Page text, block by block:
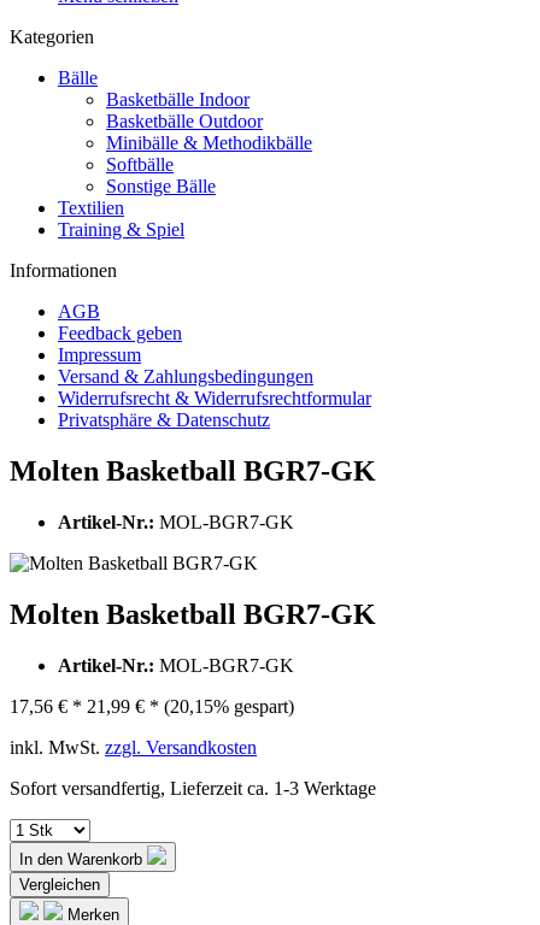
Kategorien
Bälle
Basketbälle Indoor
Basketbälle Outdoor
Minibälle & Methodikbälle
Softbälle
Sonstige Bälle
Textilien
Training & Spiel
Informationen
AGB
Feedback geben
Impressum
Versand & Zahlungsbedingungen
Widerrufsrecht & Widerrufsrechtformular
Privatsphäre & Datenschutz
Molten Basketball BGR7-GK
Artikel-Nr.: MOL-BGR7-GK
Molten Basketball BGR7-GK
Artikel-Nr.: MOL-BGR7-GK
17,56 € * 21,99 € * (20,15% gespart)
inkl. MwSt. zzgl. Versandkosten
Sofort versandfertig, Lieferzeit ca. 1-3 Werktage
In den Warenkorb
Vergleichen
Merken